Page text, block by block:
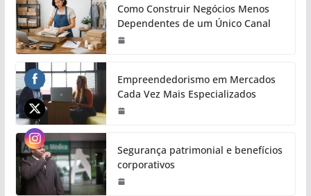
Como Construir Negócios Menos
Dependentes de um Único Canal
Empreendedorismo em Mercados
Cada Vez Mais Especializados
Segurança patrimonial e benefícios
corporativos